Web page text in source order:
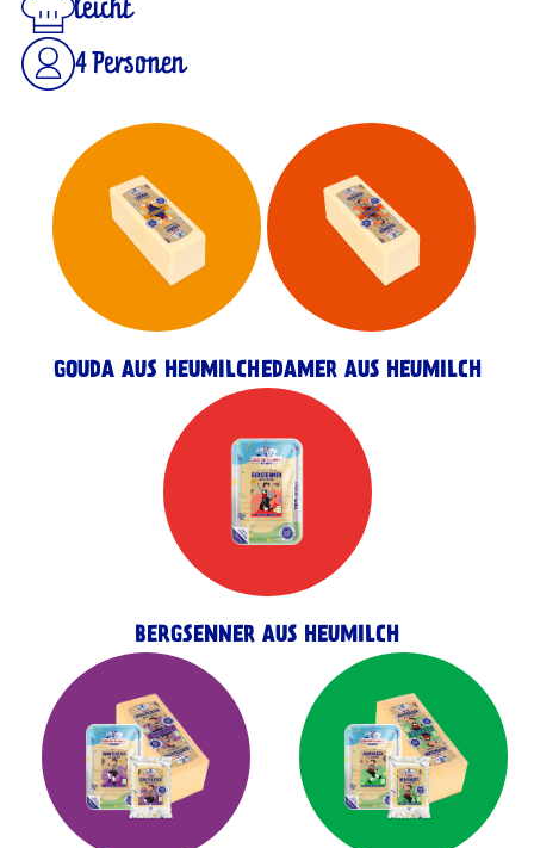
leicht
4 Personen
GOUDA AUS HEUMILCHEDAMER AUS HEUMILCH
BERGSENNER AUS HEUMILCH